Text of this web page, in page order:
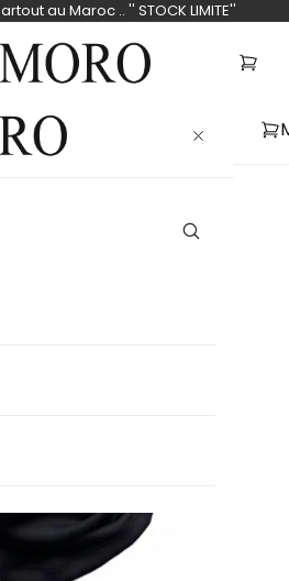
au Maroc .. '' STOCK LIMITE''